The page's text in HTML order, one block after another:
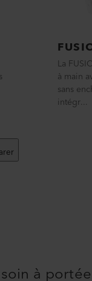
La
à main
sans
intégr...
à portée